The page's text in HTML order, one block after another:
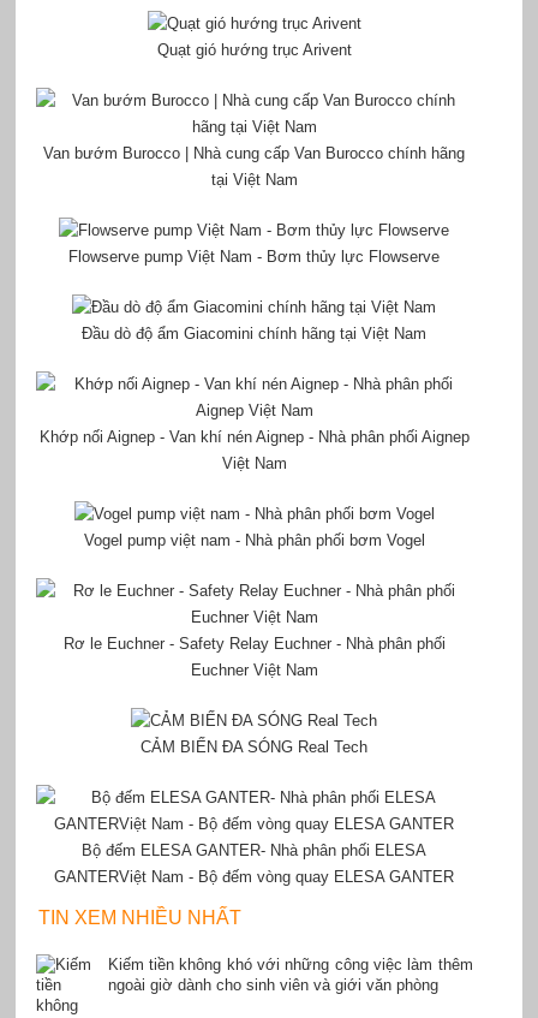
Quạt gió hướng trục Arivent
Van bướm Burocco | Nhà cung cấp Van Burocco chính hãng
tại Việt Nam
Flowserve pump Việt Nam - Bơm thủy lực Flowserve
Đầu dò độ ẩm Giacomini chính hãng tại Việt Nam
Khớp nối Aignep - Van khí nén Aignep - Nhà phân phối Aignep
Việt Nam
Vogel pump việt nam - Nhà phân phối bơm Vogel
Rơ le Euchner - Safety Relay Euchner - Nhà phân phối
Euchner Việt Nam
CẢM BIẾN ĐA SÓNG Real Tech
Bộ đếm ELESA GANTER- Nhà phân phối ELESA
GANTERViệt Nam - Bộ đếm vòng quay ELESA GANTER
TIN XEM NHIỀU NHẤT
Kiếm tiền không khó với những công việc làm thêm
ngoài giờ dành cho sinh viên và giới văn phòng